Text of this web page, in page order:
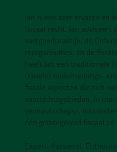
Jan is een zeer ervaren
fiscaal recht. Jan adviseert
vastgoedpraktijk, de
reorganisaties, en de
heeft Jan een traditionele
(civiele) ondernemings-
fiscale aspecten die zich
aandachtsgebieden. In dat
vennootschaps-,
één geïntegreerd fiscaal en
Expert. Passievol.